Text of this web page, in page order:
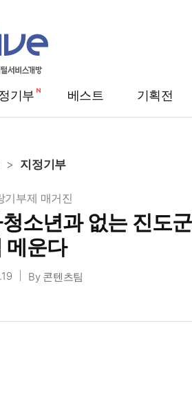
기부 베스트 기획전
지정기부
기부제 매거진
소년과 없는 진도
메운다
By 콘텐츠팀